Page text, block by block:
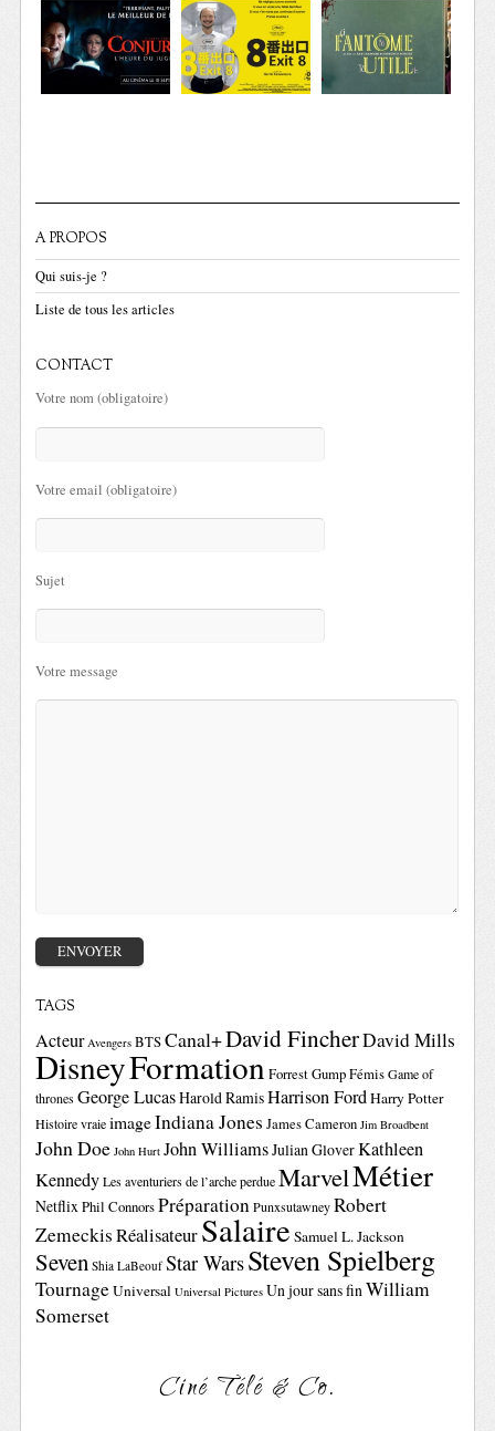
A PROPOS
Qui suis-je ?
Liste de tous les articles
CONTACT
Votre nom (obligatoire)
Votre email (obligatoire)
Sujet
Votre message
TAGS
Acteur Avengers BTSCanal+David FincherDavid Mills
DisneyFormationForrest GumpFémis Game of
thrones George LucasHarold RamisHarrison FordHarry Potter
Histoire vraie imageIndiana Jones James Cameron Jim Broadbent
John Doe John Hurt John WilliamsJulian GloverKathleen
Kennedy Les aventuriers de l’arche perdue MarvelMétier
NetflixPhil ConnorsPréparation Punxsutawney Robert
ZemeckisRéalisateurSalaire Samuel L. Jackson
Seven Shia LaBeouf Star WarsSteven Spielberg
TournageUniversal Universal Pictures Un jour sans finWilliam
Somerset
Ciné Télé & Co.